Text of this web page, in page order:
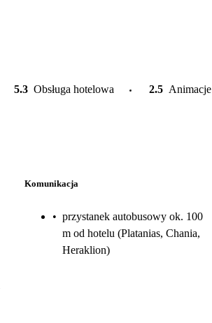
5.3 Obsługa hotelowa 2.5 Animacje
Komunikacja
• przystanek autobusowy ok. 100
m od hotelu (Platanias, Chania,
Heraklion)